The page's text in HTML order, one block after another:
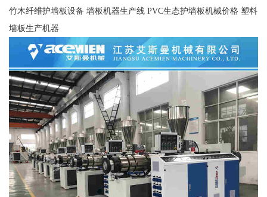
竹木纤维护墙板设备 墙板机器生产线 PVC生态护墙板机械价格 塑料
墙板生产机器